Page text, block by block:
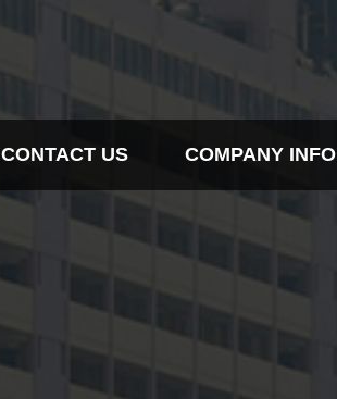
CONTACT US COMPANY INFO
PDF다운로드